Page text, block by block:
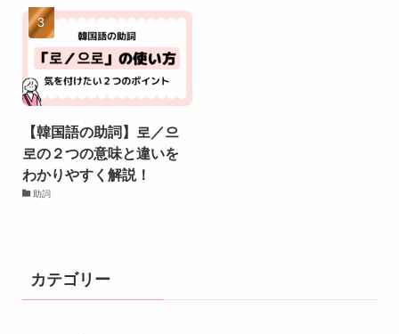
【韓国語の助詞】로／으
로の２つの意味と違いを
わかりやすく解説！
助詞
カテゴリー